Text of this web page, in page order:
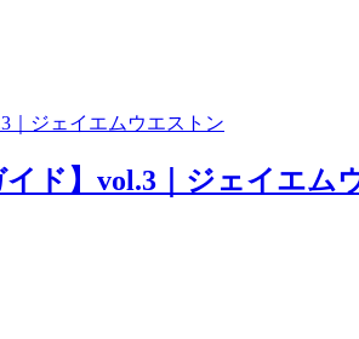
｜ジェイエムウエストン
イド】vol.3｜ジェイエム